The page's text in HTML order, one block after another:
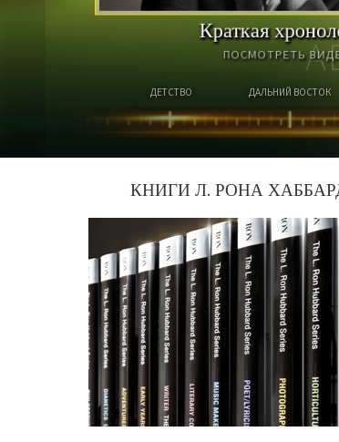
Краткая
ПОСМОТРЕТЬ
ДЕТСТВО ДАЛЬНИЙ ВОСТОК
КНИГИ Л. РОНА